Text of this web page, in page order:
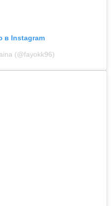
в Instagram
(@fayokk96)